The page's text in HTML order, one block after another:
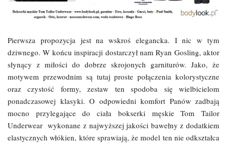
Pierwsza propozycja jest na wskroś elegancka. I nic w tym
dziwnego. W końcu inspiracji dostarczył nam Ryan Gosling, aktor
słynący z miłości do dobrze skrojonych garniturów. Jako, że
motywem przewodnim są tutaj proste połączenia kolorystyczne
oraz czystość formy, zestaw ten spodoba się wielbicielom
ponadczasowej klasyki. O odpowiedni komfort Panów zadbają
mocno przylegające do ciała bokserki męskie Tom Tailor
Underwear wykonane z najwyższej jakości bawełny z dodatkiem
elastycznych włókien, które sprawiają, że model ten nie odkształca